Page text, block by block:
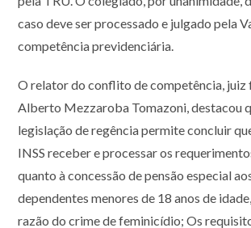
caso deve ser processado e julgado pela
competência previdenciária.
O relator do conflito de competência, juiz
Alberto Mezzaroba Tomazoni, destacou
legislação de regência permite concluir
INSS receber e processar os
quanto à concessão de pensão especial
dependentes menores de 18 anos de
razão do crime de feminicídio; Os